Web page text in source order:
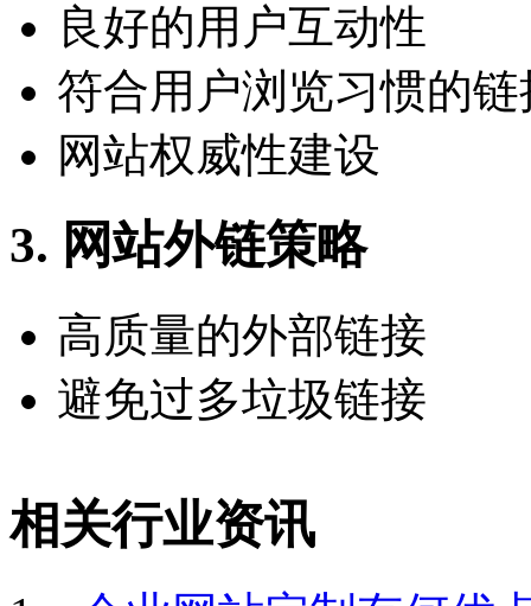
良好的用户互动性
符合用户浏览习惯的
网站权威性建设
3. 网站外链策略
高质量的外部链接
避免过多垃圾链接
相关行业资讯